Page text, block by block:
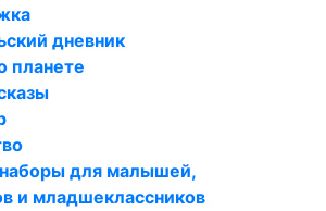
дневник
планете
для малышей,
и младшеклассников